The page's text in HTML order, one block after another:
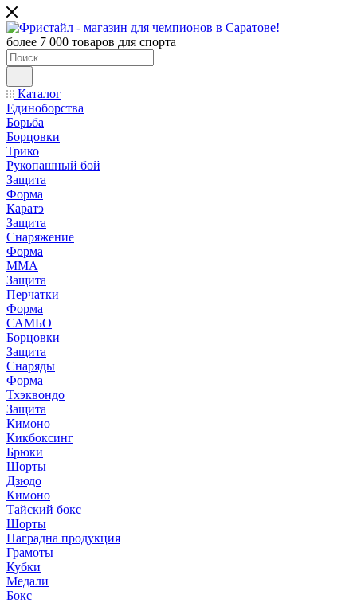
более 7 000 товаров для спорта
Каталог
Единоборства
Борьба
Борцовки
Трико
Рукопашный бой
Защита
Форма
Каратэ
Защита
Снаряжение
Форма
ММА
Защита
Перчатки
Форма
САМБО
Борцовки
Защита
Снаряды
Форма
Тхэквондо
Защита
Кимоно
Кикбоксинг
Брюки
Шорты
Дзюдо
Кимоно
Тайский бокс
Шорты
Наградна продукция
Грамоты
Кубки
Медали
Бокс